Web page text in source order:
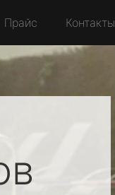
Прайс Контакты